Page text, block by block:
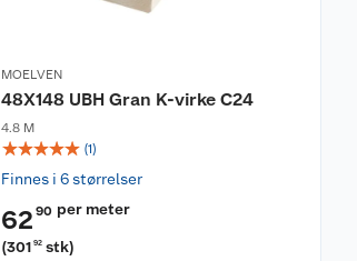
MOELVEN
48X148 UBH Gran K-virke C24
4.8 M
☆☆☆☆☆ (1)
Finnes i 6 størrelser
62 90 per meter
(301 92 stk)